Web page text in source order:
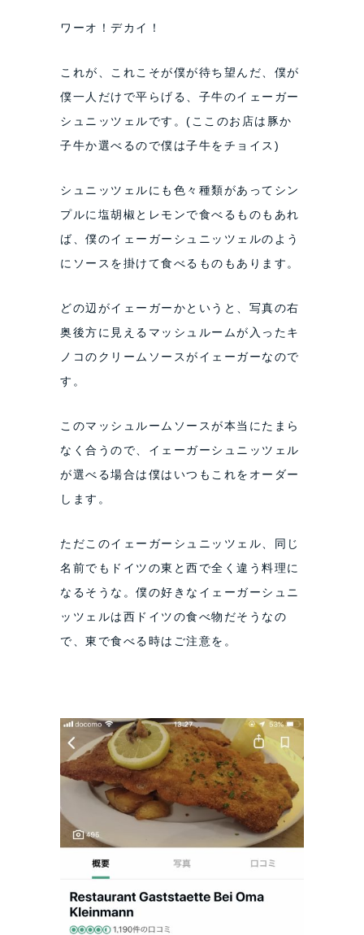
ワーオ！デカイ！
これが、これこそが僕が待ち望んだ、僕が
僕一人だけで平らげる、子牛のイェーガー
シュニッツェルです。(ここのお店は豚か
子牛か選べるので僕は子牛をチョイス)
シュニッツェルにも色々種類があってシン
プルに塩胡椒とレモンで食べるものもあれ
ば、僕のイェーガーシュニッツェルのよう
にソースを掛けて食べるものもあります。
どの辺がイェーガーかというと、写真の右
奥後方に見えるマッシュルームが入ったキ
ノコのクリームソースがイェーガーなので
す。
このマッシュルームソースが本当にたまら
なく合うので、イェーガーシュニッツェル
が選べる場合は僕はいつもこれをオーダー
します。
ただこのイェーガーシュニッツェル、同じ
名前でもドイツの東と西で全く違う料理に
なるそうな。僕の好きなイェーガーシュニ
ッツェルは西ドイツの食べ物だそうなの
で、東で食べる時はご注意を。